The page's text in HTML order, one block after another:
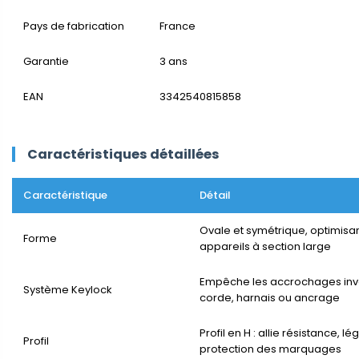
Pays de fabrication France
Garantie 3 ans
EAN 3342540815858
Caractéristiques détaillées
Caractéristique Détail
Forme
Ovale et symétrique,
appareils à section large
Système Keylock
Empêche les accrochages
corde, harnais ou ancrage
Profil
Profil en H : allie résistance,
protection des marquages